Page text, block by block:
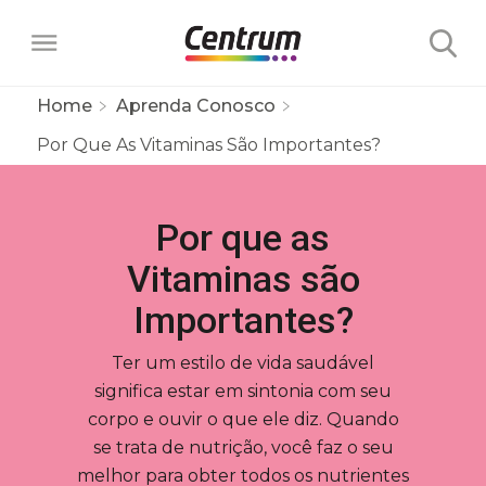
Produtos
Multivitamínicos
Centrum Adulto
Centrum Homem
Centrum Mulher
Centrum Select Homem
Centrum Select Mulher
Focados em Benefícios
Centrum Energia Corpo & Mente
Centrum Imunidade & Proteção
Comparar Produtos
Aprenda Conosco
Vitaminas & Minerais
Nossos Benefícios
Por que as Vitaminas são
Importantes?
Sobre Nós
A Ciência Por trás de Centrum
Descubra seu Centrum
Home
Aprenda Conosco
Por Que As Vitaminas São Importantes?
Por que as
Vitaminas são
Importantes?
Ter um estilo de vida saudável
significa estar em sintonia com seu
corpo e ouvir o que ele diz. Quando
se trata de nutrição, você faz o seu
melhor para obter todos os nutrientes